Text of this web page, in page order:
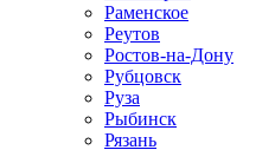
Раменское
Реутов
Ростов-на-Дону
Рубцовск
Руза
Рыбинск
Рязань